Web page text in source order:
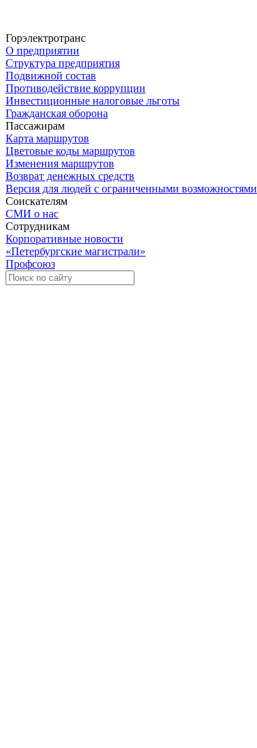
Горэлектротранс
О предприятии
Структура предприятия
Подвижной состав
Противодействие коррупции
Инвестиционные налоговые льготы
Гражданская оборона
Пассажирам
Карта маршрутов
Цветовые коды маршрутов
Изменения маршрутов
Возврат денежных средств
Версия для людей с ограниченными возможностями
Соискателям
СМИ о нас
Сотрудникам
Корпоративные новости
«Петербургские магистрали»
Профсоюз